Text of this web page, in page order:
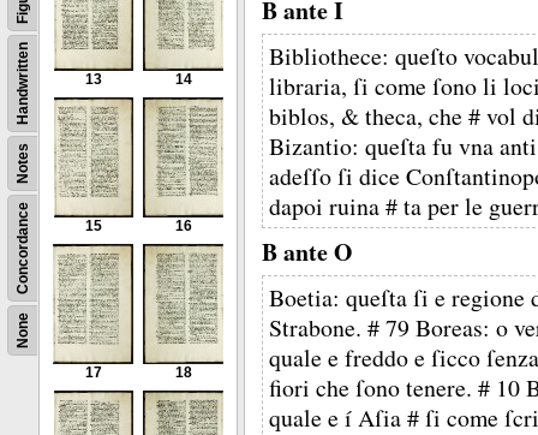
None
Concordance
Notes
Handwritten 13 14
15 16
17 18
B ante I
Bibliothece: queſto
libraria, ſi come ſono li
biblos, & theca, che # vol
Bizantio: queſta fu vna
adeſſo ſi dice
dapoi ruina # ta per le
B ante O
Boetia: queſta ſi e regione
Strabone. # 79 Boreas: o
quale e freddo e ſicco
fiori che ſono tenere. # 10
quale e í Aſia # ſi come